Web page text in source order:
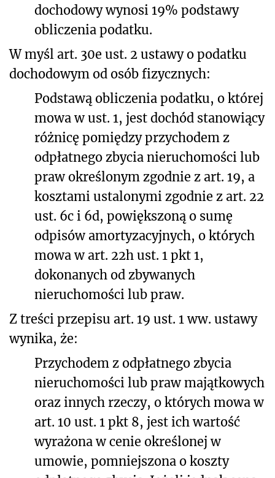
dochodowy wynosi 19% podstawy
obliczenia podatku.
W myśl art. 30e ust. 2 ustawy o podatku
dochodowym od osób fizycznych:
Podstawą obliczenia podatku, o której
mowa w ust. 1, jest dochód stanowiący
różnicę pomiędzy przychodem z
odpłatnego zbycia nieruchomości lub
praw określonym zgodnie z art. 19, a
kosztami ustalonymi zgodnie z art. 22
ust. 6c i 6d, powiększoną o sumę
odpisów amortyzacyjnych, o których
mowa w art. 22h ust. 1 pkt 1,
dokonanych od zbywanych
nieruchomości lub praw.
Z treści przepisu art. 19 ust. 1 ww. ustawy
wynika, że:
Przychodem z odpłatnego zbycia
nieruchomości lub praw majątkowych
oraz innych rzeczy, o których mowa w
art. 10 ust. 1 pkt 8, jest ich wartość
wyrażona w cenie określonej w
umowie, pomniejszona o koszty